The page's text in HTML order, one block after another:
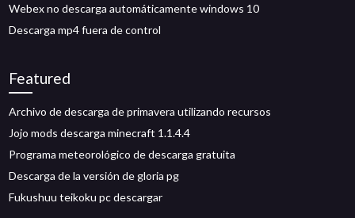
Webex no descarga automáticamente windows 10
Descarga mp4 fuera de control
Featured
Archivo de descarga de primavera utilizando recursos
Jojo mods descarga minecraft 1.1.4.4
Programa meteorológico de descarga gratuita
Descarga de la versión de gloria pg
Fukushuu teikoku pc descargar